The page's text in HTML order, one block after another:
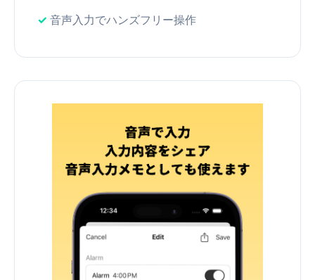
音声入力でハンズフリー操作